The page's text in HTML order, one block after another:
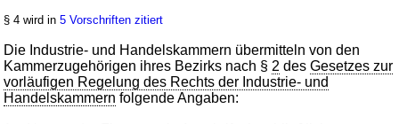
6 weitere Fassungen | Drucksachen / Entwurf / Begründung
§ 4 wird in5 Vorschriften zitiert
Die Industrie- und Handelskammern übermitteln von den
Kammerzugehörigen ihres Bezirks nach § 2 desGesetzes zur
vorläufigen Regelung des Rechts der Industrie- und
Handelskammern folgende Angaben: